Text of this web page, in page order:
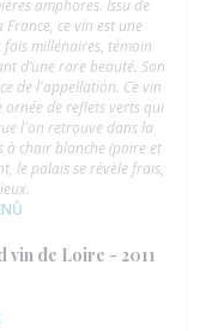
amphores. Issu de
ce vin est une
millénaires, témoin
d’une rare beauté. Son
de l'appellation. Ce vin
de reflets verts qui
l'on retrouve dans la
chair blanche (poire et
le palais se révèle frais,
vin de Loire - 2011